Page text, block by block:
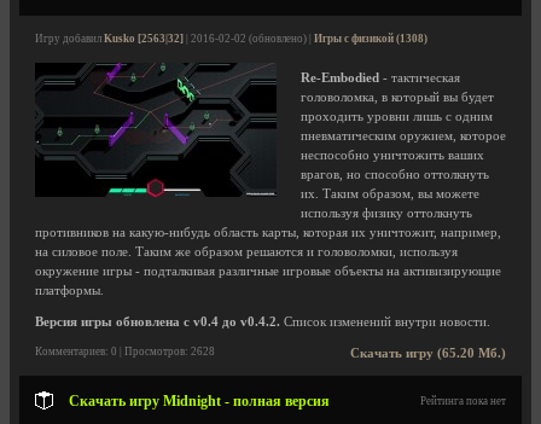
Игру добавил Kusko [2563|32] | 2016-02-02 (обновлено) | Игры с физикой (1308)
Re-Embodied - тактическая
головоломка, в который вы будет
проходить уровни лишь с одним
пневматическим оружием, которое
неспособно уничтожить ваших
врагов, но способно оттолкнуть
их. Таким образом, вы можете
используя физику оттолкнуть
противников на какую-нибудь область карты, которая их уничтожит, например,
на силовое поле. Таким же образом решаются и головоломки, используя
окружение игры - подталкивая различные игровые объекты на активизирующие
платформы.
Версия игры обновлена с v0.4 до v0.4.2. Список изменений внутри новости.
Скачать игру (65.20 Мб.)
Комментариев: 0 | Просмотров: 2628
Скачать игру Midnight - полная версия Рейтинга пока нет